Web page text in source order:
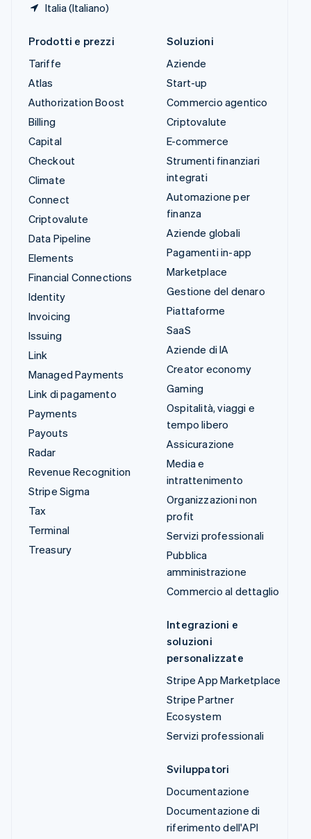
Italia (Italiano)
Prodotti e prezzi
Tariffe
Atlas
Authorization Boost
Billing
Capital
Checkout
Climate
Connect
Criptovalute
Data Pipeline
Elements
Financial Connections
Identity
Invoicing
Issuing
Link
Managed Payments
Link di pagamento
Payments
Payouts
Radar
Revenue Recognition
Stripe Sigma
Tax
Terminal
Treasury
Soluzioni
Aziende
Start-up
Commercio agentico
Criptovalute
E-commerce
Strumenti finanziari
integrati
Automazione per
finanza
Aziende globali
Pagamenti in-app
Marketplace
Gestione del denaro
Piattaforme
SaaS
Aziende di IA
Creator economy
Gaming
Ospitalità, viaggi e
tempo libero
Assicurazione
Media e
intrattenimento
Organizzazioni non
profit
Servizi professionali
Pubblica
amministrazione
Commercio al dettaglio
Integrazioni e
soluzioni
personalizzate
Stripe App Marketplace
Stripe Partner
Ecosystem
Servizi professionali
Sviluppatori
Documentazione
Documentazione di
riferimento dell'API